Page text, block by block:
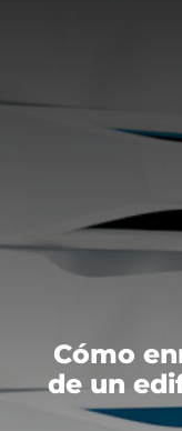
Cómo
de un